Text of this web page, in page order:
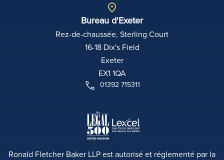
Bureau d'Exeter
Rez-de-chaussée, Sterling Court
16-18 Dix's Field
Exeter
EX1 1QA
01392 715311
Ronald Fletcher Baker LLP est autorisé et réglementé par la